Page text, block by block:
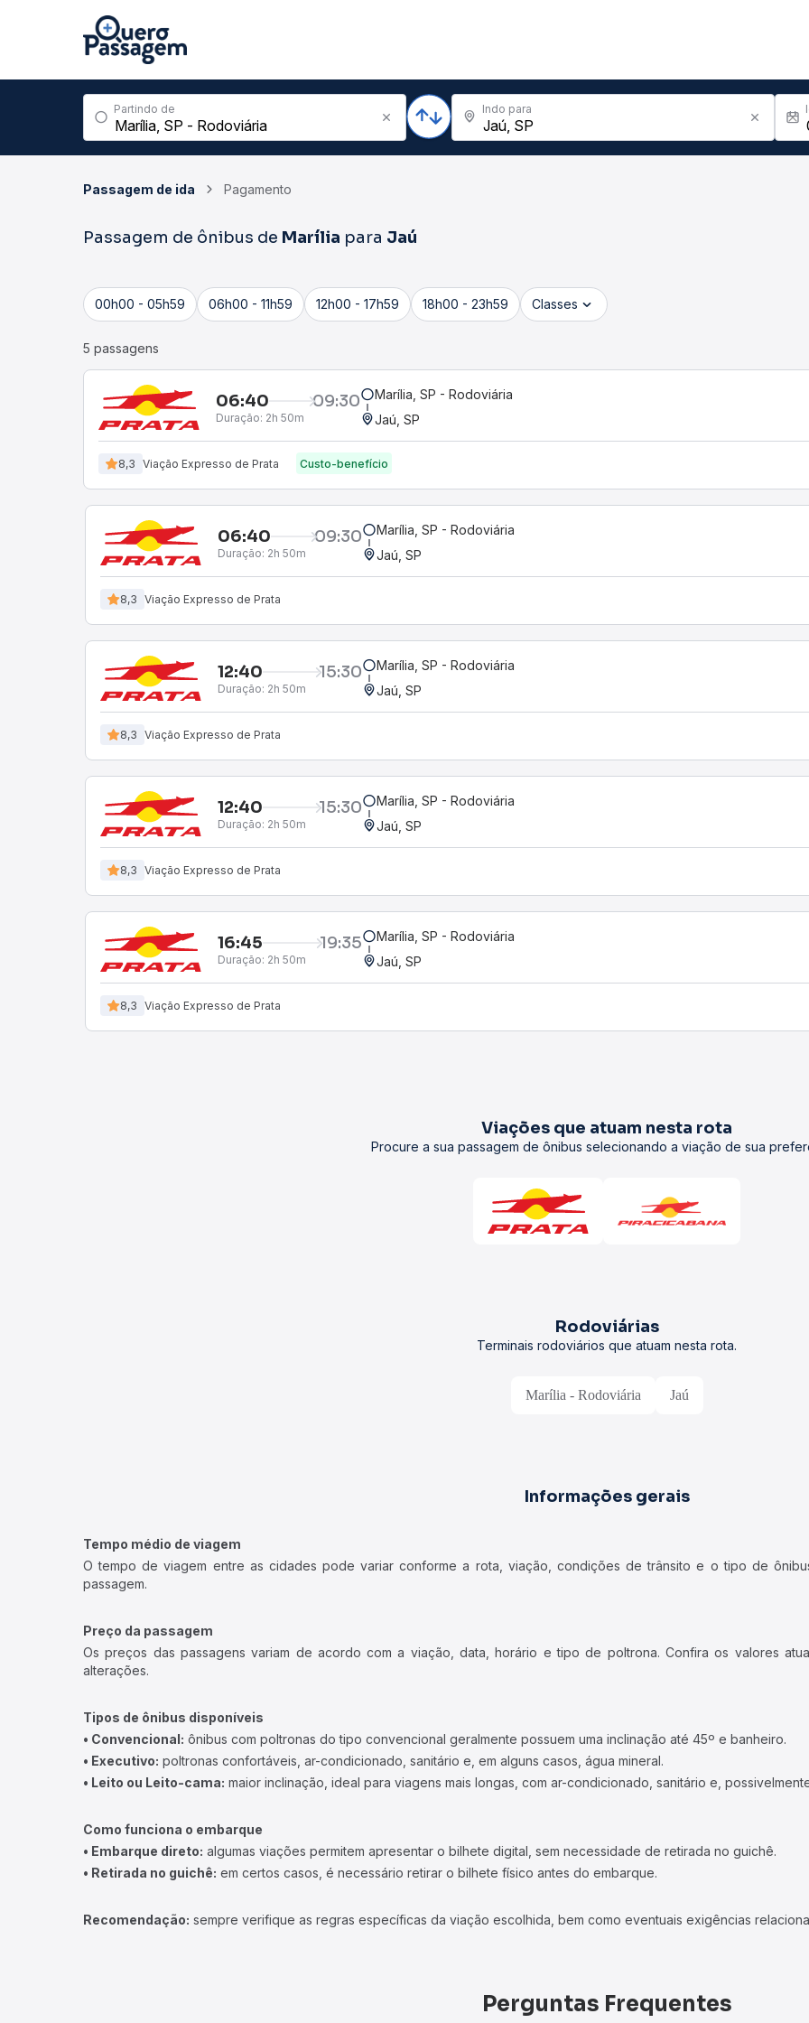
Partindo de Indo para
Passagem de ida Pagamento
Passagem de ônibus de Marília para Jaú
00h00 - 05h59 06h00 - 11h59 12h00 - 17h59 18h00 - 23h59 Classes
5 passagens
06:40 09:30
Duração: 2h 50m
Marília, SP - Rodoviária
Jaú, SP
8,3 Viação Expresso de Prata Custo-benefício
06:40 09:30
Duração: 2h 50m
Marília, SP - Rodoviária
Jaú, SP
8,3 Viação Expresso de Prata
12:40 15:30
Duração: 2h 50m
Marília, SP - Rodoviária
Jaú, SP
8,3 Viação Expresso de Prata
12:40 15:30
Duração: 2h 50m
Marília, SP - Rodoviária
Jaú, SP
8,3 Viação Expresso de Prata
16:45 19:35
Duração: 2h 50m
Marília, SP - Rodoviária
Jaú, SP
8,3 Viação Expresso de Prata
Viações que atuam nesta rota
Procure a sua passagem de ônibus selecionando a viação de sua
Rodoviárias
Terminais rodoviários que atuam nesta rota.
Marília - Rodoviária Jaú
Informações gerais
Tempo médio de viagem
O tempo de viagem entre as cidades pode variar conforme a rota, viação, condições de trânsito e o tipo de
passagem.
Preço da passagem
Os preços das passagens variam de acordo com a viação, data, horário e tipo de poltrona. Confira os valores
alterações.
Tipos de ônibus disponíveis
• Convencional: ônibus com poltronas do tipo convencional geralmente possuem uma inclinação até 45º e banheiro.
• Executivo: poltronas confortáveis, ar-condicionado, sanitário e, em alguns casos, água mineral.
• Leito ou Leito-cama: maior inclinação, ideal para viagens mais longas, com ar-condicionado, sanitário e,
Como funciona o embarque
• Embarque direto: algumas viações permitem apresentar o bilhete digital, sem necessidade de retirada no guichê.
• Retirada no guichê: em certos casos, é necessário retirar o bilhete físico antes do embarque.
Recomendação: sempre verifique as regras específicas da viação escolhida, bem como eventuais exigências
Perguntas Frequentes